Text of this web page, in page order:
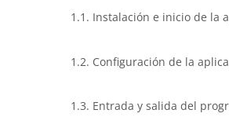
1.1. Instalación e inicio de la
1.2. Configuración de la
1.3. Entrada y salida del